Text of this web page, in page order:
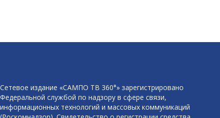
Сетевое издание «САМПО ТВ 360°» зарегистрировано
Федеральной службой по надзору в сфере связи,
информационных технологий и массовых коммуникаций